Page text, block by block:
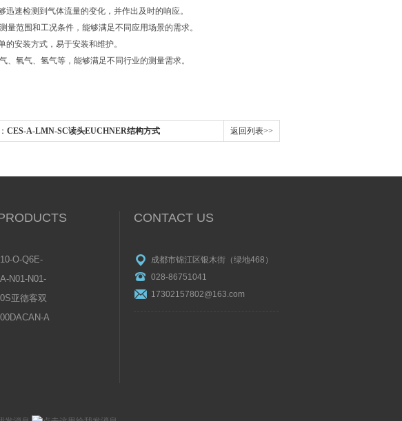
速检测到气体流量的变化，并作出及时的响应。
范围和工况条件，能够满足不同应用场景的需求。
安装方式，易于安装和维护。
氧气、氢气等，能够满足不同行业的测量需求。
CES-A-LMN-SC读头EUCHNER结构方式 返回列表>>
O-Q6E-
费斯托压
N01-N01-
真空发
亚德客双
见问题及原
A
CONTACT US
成都市锦江区银木街（绿地468）
028-86751041
17302157802@163.com